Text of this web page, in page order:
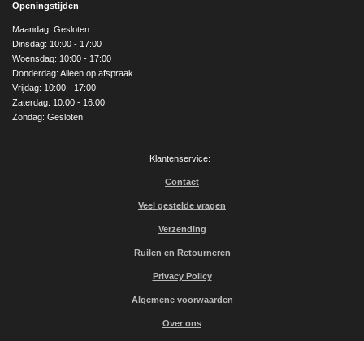
b
o
k
a
g
r
a
m
e
Openingstijden
Maandag: Gesloten
Dinsdag: 10:00 - 17:00
Woensdag: 10:00 - 17:00
Donderdag: Alleen op afspraak
Vrijdag: 10:00 - 17:00
Zaterdag: 10:00 - 16:00
Zondag: Gesloten
Klantenservice:
Contact
Veel gestelde vragen
Verzending
Ruilen en Retourneren
Privacy Policy
Algemene voorwaarden
Over ons